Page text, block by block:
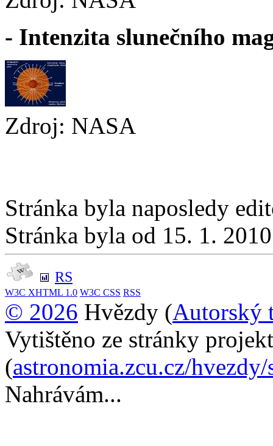
- Intenzita slunečního
Zdroj: NASA
Stránka byla naposledy
Stránka byla od 15. 1.
RS
W3C XHTML 1.0 W3C CSS RSS
© 2026 Hvězdy (Autorský
Vytištěno ze stránky
(astronomia.zcu.cz/
Nahrávám...